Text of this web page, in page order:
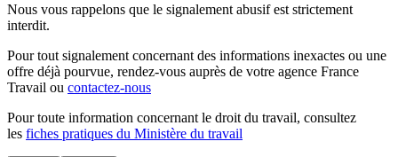
Nous vous rappelons que le signalement abusif est strictement
interdit.
Pour tout signalement concernant des informations inexactes ou une
offre déjà pourvue, rendez-vous auprès de votre agence France
Travail ou contactez-nous
Pour toute information concernant le droit du travail, consultez
les fiches pratiques du Ministère du travail